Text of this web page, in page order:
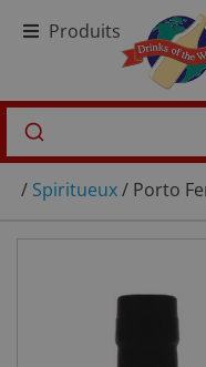
Produits
/ Spiritueux/ Porto